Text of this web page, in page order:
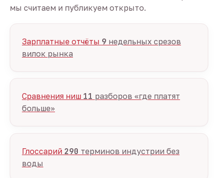
мы считаем и публикуем открыто.
Зарплатные отчёты 9 недельных срезов
вилок рынка
Сравнения ниш 11 разборов «где платят
больше»
Глоссарий 290 терминов индустрии без
воды